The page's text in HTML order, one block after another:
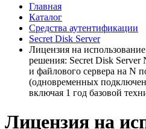
Главная
Каталог
Средства аутентификации
Secret Disk Server
Лицензия на
решения: Secret Disk Server
и файлового сервера на N
(одновременных
включая 1 год базовой
Лицензия на